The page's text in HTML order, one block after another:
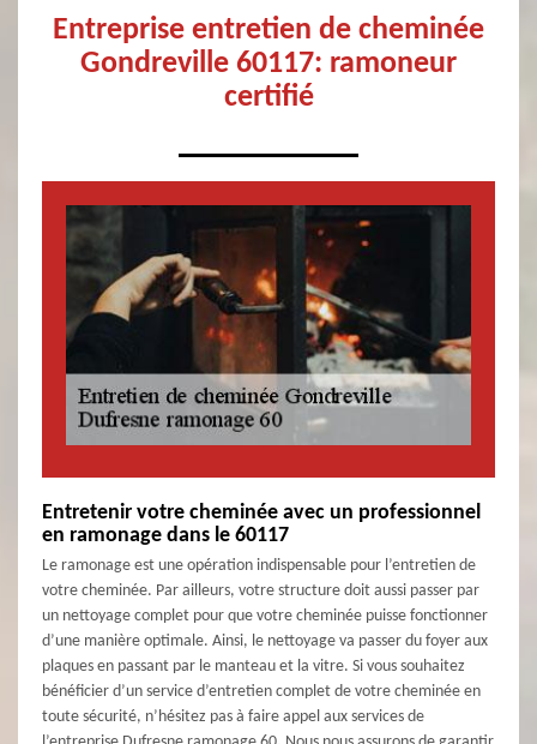
Entreprise entretien de cheminée
Gondreville 60117: ramoneur
certifié
Entretenir votre cheminée avec un professionnel
en ramonage dans le 60117
Le ramonage est une opération indispensable pour l’entretien de
votre cheminée. Par ailleurs, votre structure doit aussi passer par
un nettoyage complet pour que votre cheminée puisse fonctionner
d’une manière optimale. Ainsi, le nettoyage va passer du foyer aux
plaques en passant par le manteau et la vitre. Si vous souhaitez
bénéficier d’un service d’entretien complet de votre cheminée en
toute sécurité, n’hésitez pas à faire appel aux services de